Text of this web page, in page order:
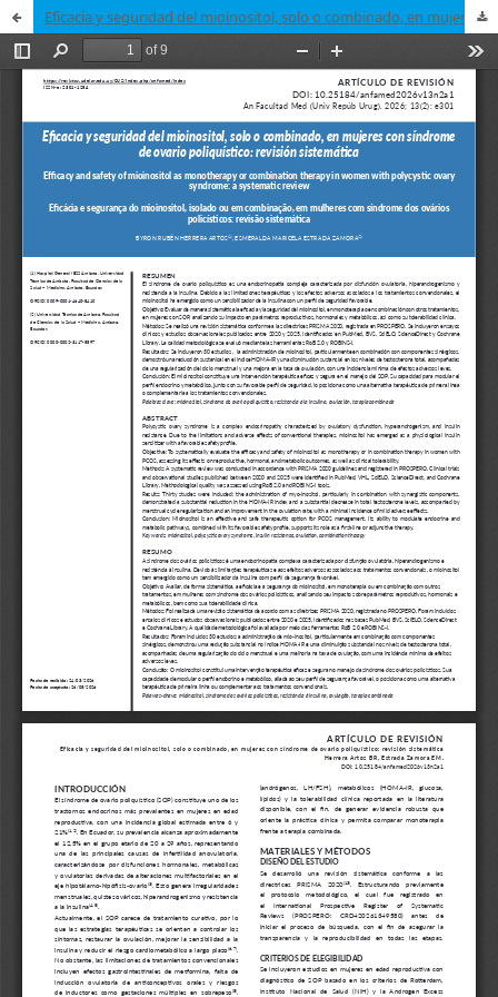
Eficacia y seguridad del mioinositol, solo o combinado, en mujeres con síndrome de ovario poliquístico: